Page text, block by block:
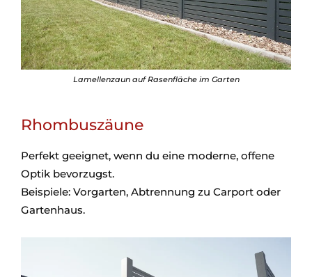
Lamellenzaun auf Rasenfläche im Garten
Rhombuszäune
Perfekt geeignet, wenn du eine moderne, offene
Optik bevorzugst.
Beispiele: Vorgarten, Abtrennung zu Carport oder
Gartenhaus.